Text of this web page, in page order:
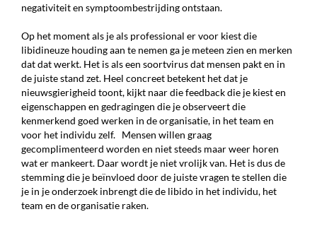
negativiteit en symptoombestrijding ontstaan.
Op het moment als je als professional er voor kiest die
libidineuze houding aan te nemen ga je meteen zien en merken
dat dat werkt. Het is als een soortvirus dat mensen pakt en in
de juiste stand zet. Heel concreet betekent het dat je
nieuwsgierigheid toont, kijkt naar die feedback die je kiest en
eigenschappen en gedragingen die je observeert die
kenmerkend goed werken in de organisatie, in het team en
voor het individu zelf. Mensen willen graag
gecomplimenteerd worden en niet steeds maar weer horen
wat er mankeert. Daar wordt je niet vrolijk van. Het is dus de
stemming die je beïnvloed door de juiste vragen te stellen die
je in je onderzoek inbrengt die de libido in het individu, het
team en de organisatie raken.